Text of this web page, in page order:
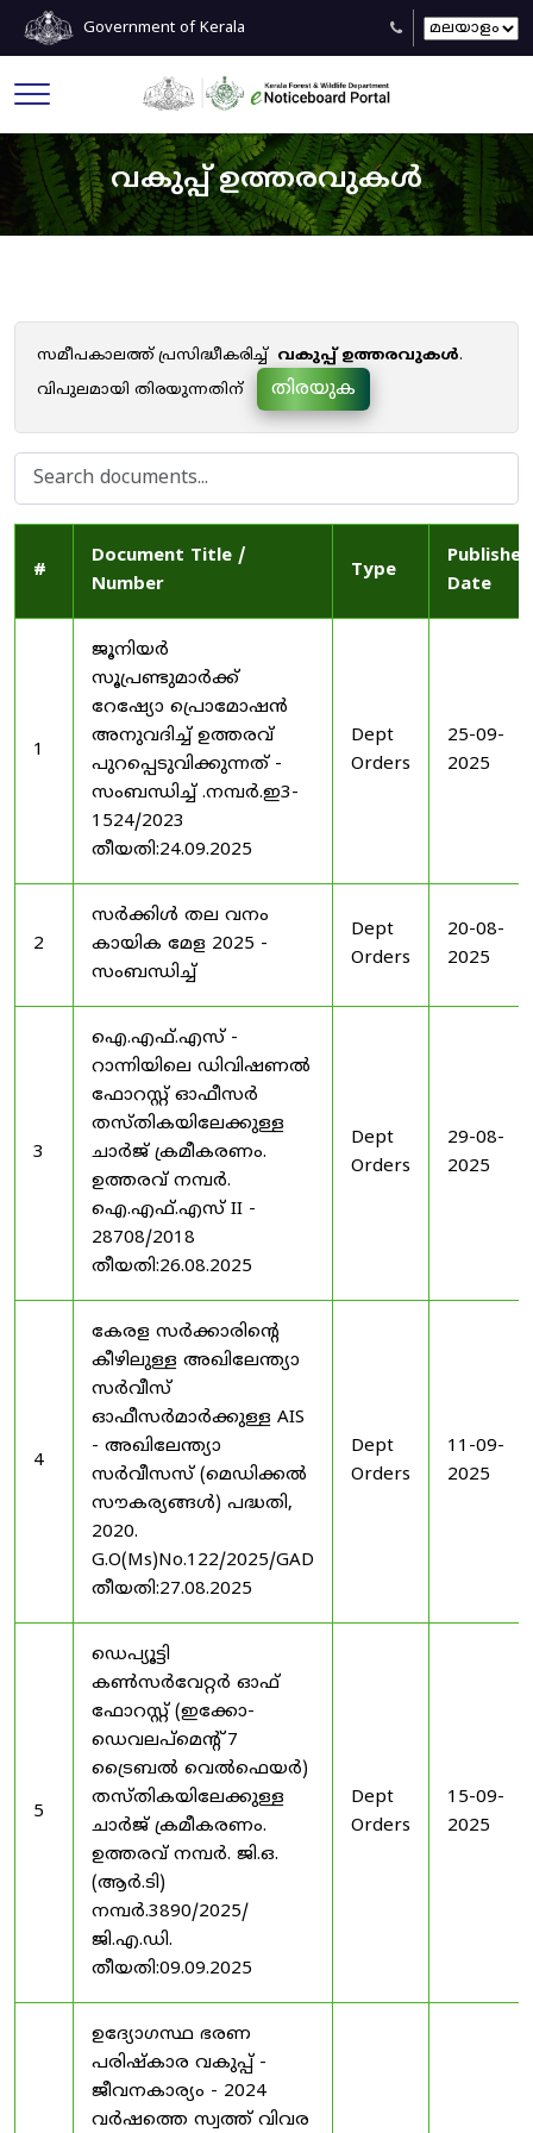
Government of Kerala
വകുപ്പ് ഉത്തരവുകൾ
സമീപകാലത്ത് പ്രസിദ്ധീകരിച്ച് വകുപ്പ് ഉത്തരവുകൾ.
വിപുലമായി തിരയുന്നതിന്
തിരയുക
#
Document Title /
Number
Type
Published
Date
1
ജൂനിയർ
സൂപ്രണ്ടുമാർക്ക്
റേഷ്യോ പ്രൊമോഷൻ
അനുവദിച്ച് ഉത്തരവ്
പുറപ്പെടുവിക്കുന്നത് -
സംബന്ധിച്ച് .നമ്പർ.ഇ3-
1524/2023
തീയതി:24.09.2025
Dept
Orders
25-09-
2025
2
സർക്കിൾ തല വനം
കായിക മേള 2025 -
സംബന്ധിച്ച്
Dept
Orders
20-08-
2025
3
ഐ.എഫ്.എസ് -
റാന്നിയിലെ ഡിവിഷണൽ
ഫോറസ്റ്റ് ഓഫീസർ
തസ്തികയിലേക്കുള്ള
ചാർജ് ക്രമീകരണം.
ഉത്തരവ് നമ്പർ.
ഐ.എഫ്.എസ് II -
28708/2018
തീയതി:26.08.2025
Dept
Orders
29-08-
2025
4
കേരള സർക്കാരിന്റെ
കീഴിലുള്ള അഖിലേന്ത്യാ
സർവീസ്
ഓഫീസർമാർക്കുള്ള AIS
- അഖിലേന്ത്യാ
സർവീസസ് (മെഡിക്കൽ
സൗകര്യങ്ങൾ) പദ്ധതി,
2020.
G.O(Ms)No.122/2025/GAD
തീയതി:27.08.2025
Dept
Orders
11-09-
2025
5
ഡെപ്യൂട്ടി
കൺസർവേറ്റർ ഓഫ്
ഫോറസ്റ്റ് (ഇക്കോ-
ഡെവലപ്മെന്റ് 7
ട്രൈബൽ വെൽഫെയർ)
തസ്തികയിലേക്കുള്ള
ചാർജ് ക്രമീകരണം.
ഉത്തരവ് നമ്പർ. ജി.ഒ.
(ആർ.ടി)
നമ്പർ.3890/2025/
ജി.എ.ഡി.
തീയതി:09.09.2025
Dept
Orders
15-09-
2025
ഉദ്യോഗസ്ഥ ഭരണ
പരിഷ്കാര വകുപ്പ് -
ജീവനകാര്യം - 2024
വർഷത്തെ സ്വത്ത് വിവര